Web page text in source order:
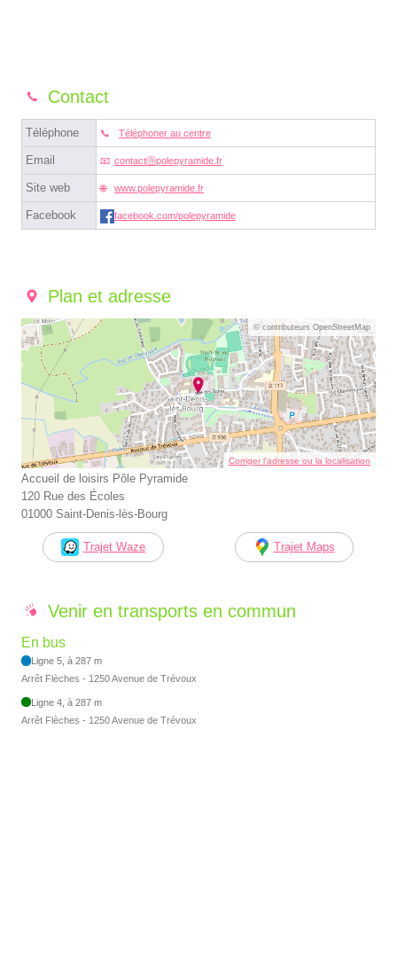
Contact
Téléphone Téléphoner au centre
Email contactⓐpolepyramide.fr
Site web www.polepyramide.fr
Facebook facebook.com/polepyramide
Plan et adresse
© contributeurs OpenStreetMap
Corriger l’adresse ou la localisation
Accueil de loisirs Pôle Pyramide
120 Rue des Écoles
01000 Saint-Denis-lès-Bourg
Trajet Waze Trajet Maps
Venir en transports en commun
En bus
Ligne 5, à 287 m
Arrêt Flèches - 1250 Avenue de Trévoux
Ligne 4, à 287 m
Arrêt Flèches - 1250 Avenue de Trévoux